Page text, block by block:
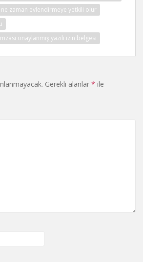
zaman evlendirmeye yetkili olur
onaylanmış yazılı izin belgesi
Gerekli alanlar * ile